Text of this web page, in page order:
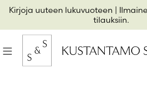
Kirjoja uuteen lukuvuoteen |
tilauksiin.
Hyppää
sisältöön
Valikko